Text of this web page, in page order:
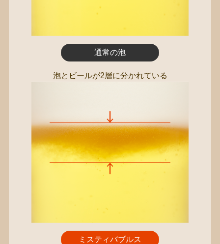
通常の泡
泡とビールが2層に分かれている
ミスティバブルス